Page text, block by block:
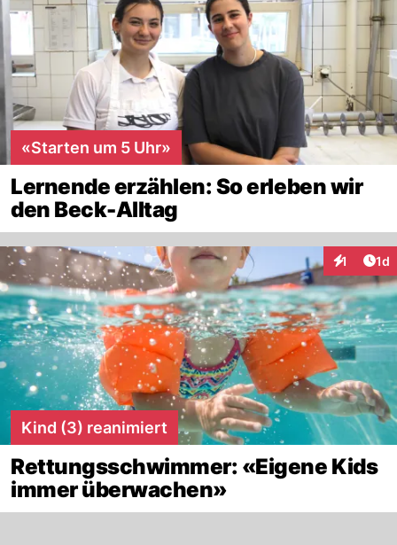
«Starten um 5 Uhr»
Lernende erzählen: So erleben wir
den Beck-Alltag
1 1d
Kind (3) reanimiert
Rettungsschwimmer: «Eigene Kids
immer überwachen»